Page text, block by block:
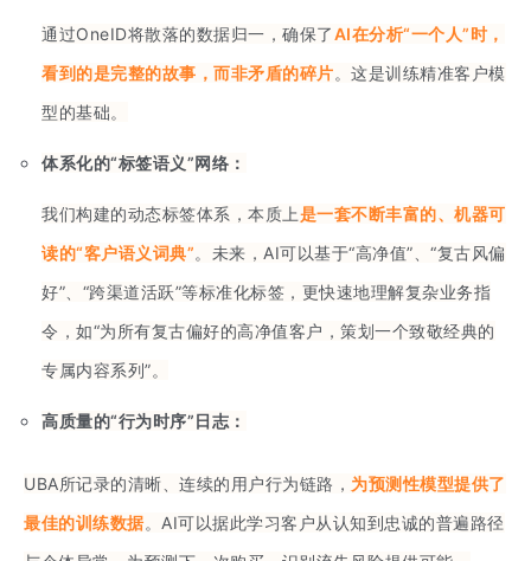
通过OneID将散落的数据归一，确保了AI在分析“一个人”时，
看到的是完整的故事，而非矛盾的碎片。这是训练精准客户模
型的基础。
体系化的“标签语义”网络：
我们构建的动态标签体系，本质上是一套不断丰富的、机器可
读的“客户语义词典”。未来，AI可以基于“高净值”、“复古风偏
好”、“跨渠道活跃”等标准化标签，更快速地理解复杂业务指
令，如“为所有复古偏好的高净值客户，策划一个致敬经典的
专属内容系列”。
高质量的“行为时序”日志：
UBA所记录的清晰、连续的用户行为链路， 为预测性模型提供了
最佳的训练数据。AI可以据此学习客户从认知到忠诚的普遍路径